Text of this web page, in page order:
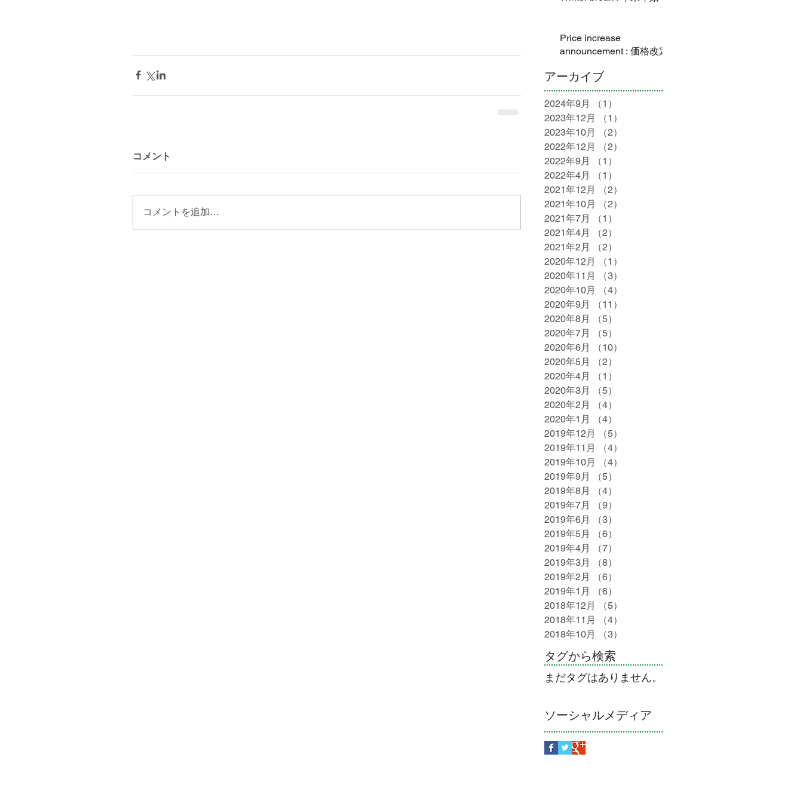
コメント
コメントを追加…
Price increase
announcement : 価格改定
アーカイブ
2024年9月 （1）
2023年12月
（1）
2023年10月
（2）
2022年12月
（2）
2022年9月
（1）
2022年4月
（1）
2021年12月
（2）
2021年10月
（2）
2021年7月
（1）
2021年4月
（2）
2021年2月
（2）
2020年12月
（1）
2020年11月
（3）
2020年10月
（4）
2020年9月
（11）
2020年8月
（5）
2020年7月
（5）
2020年6月
（10）
2020年5月
（2）
2020年4月
（1）
2020年3月
（5）
2020年2月
（4）
2020年1月
（4）
2019年12月
（5）
2019年11月
（4）
2019年10月
（4）
2019年9月
（5）
2019年8月
（4）
2019年7月
（9）
2019年6月
（3）
2019年5月
（6）
2019年4月
（7）
2019年3月
（8）
2019年2月
（6）
2019年1月
（6）
2018年12月
（5）
2018年11月
（4）
2018年10月
（3）
タグから検索
まだタグはありません。
ソーシャルメディア